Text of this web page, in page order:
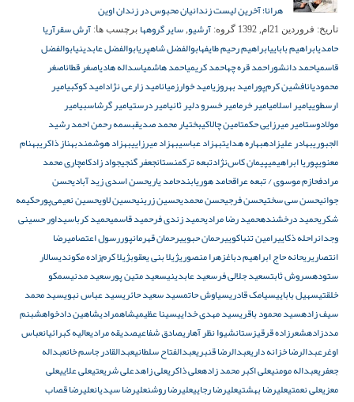
هرانا؛ آخرین لیست زندانیان محبوس در زندان اوین
تاریخ: فروردین 21ام, 1392 گروه: آرشیو, سایر گروهها برچسب ها: آرش سقرآریا
حامدیابراهیم باباییابراهیم رحیم طایفهابوالفضل شاهپریابوالفضل عابدینیابوالفضل
قاسمیاحمد دانشوراحمد قره چهاحمد کریمیاحمد هاشمیاسداله هادیاصغر قطاناصغر
محمودیانافشین کرم‌پورامید بهروزیامید خوارزمیانامید زارعی نژادامید کوکبیامیر
ارسطوییامیر اسلامیامیر خرمامیر خسرو دلیر ثانیامیر درستیامیر گرشاسبیامیر
مولادوستامیر میرزایی حکمتامین چالاکیبختیار محمد صدیقبسمه رحمن احمد رشید
الجبوریبهادر علیزادهبهاره هدایتبهزاد عباسیبهزاد میرزاییبهزاد هوشمندبهناز ذاکریبهنام
معنویپوریا ابراهیمیپیمان کاس‌نژادتبعه ترکمنستانجعفر گنجیجواد زادکامچاری محمد
مرادفحازم موسوی / تبعه عراقحامد هوریابندحامد یاریحسن اسدی زید آبادیحسن
جوانیحسن سی سختیحسن فرجیحسن محمدیحسین زرینیحسین لاویحسین نعیمی‌پورحکیمه
شکریحمید درخشندهحمید رضا مرادیحمید زندی فرحمید قاسمیحمید کرباسیداور حسینی
وجدانراحله ذکاییرامین تنباکوییرحمان حبوییرحمان قهرمانپوررسول اعتصامیرضا
انتصاریریحانه حاج ابراهیم دباغزهرا منصوریژیلا بنی یعقوبژیلا کرم‌زاده مکوندیسالار
ستودهسروش ثابتسعید جلالی فرسعید عابدینیسعید متین پورسعید مدنیسمکو
خلقتیسهیل باباییسیامک قادریسیاوش حاتمسید سعید حائریسید عباس نبویسید محمد
سیف زادهسید محمود باقریسید مهدی خداییسینا عظیمیشاهمرادیشاهین دادخواهشبنم
مددزادهشعرزاده قرقیزستانشیوا نظر آهاریصادق شفاعیصدیقه مرادیعالیه کبرائیانعباس
اوغرعبدالرضا خزانه داریعبدالرضا قنبریعبدالفتاح سلطانیعبدالقادر جاسم خانعبداله
جعفریعبداله مومنیعلی اکبر محمد زادهعلی ذاکریعلی زاهدعلی شریعتیعلی علاییعلی
معزیعلی نعمتیعلیرضا بهشتیعلیرضا رجاییعلیرضا روشنعلیرضا سیدیانعلیرضا قصاب